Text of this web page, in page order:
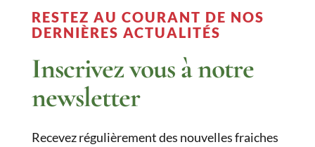
RESTEZ AU COURANT DE NOS
DERNIÈRES ACTUALITÉS
Inscrivez vous à notre
newsletter
Recevez régulièrement des nouvelles fraiches